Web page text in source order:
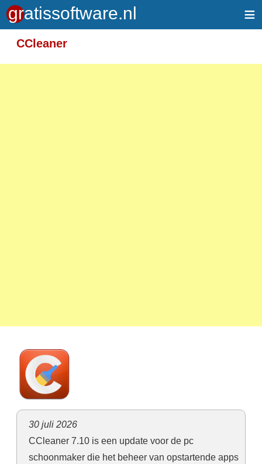
≡
CCleaner
30 juli 2026
CCleaner 7.10 is een update voor de pc
schoonmaker die het beheer van opstartende apps